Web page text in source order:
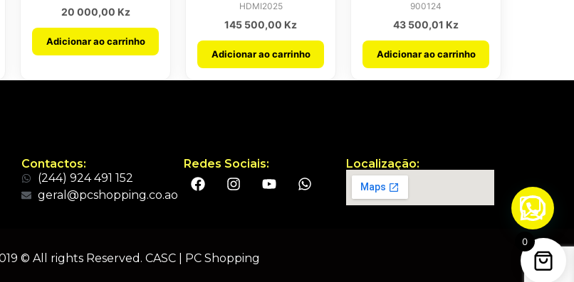
20 000,00 Kz
Adicionar ao carrinho
HDMI2025
145 500,00 Kz
Adicionar ao carrinho
900124
43 500,01 Kz
Adicionar ao carrinho
Contactos:
(244) 924 491 152
geral@pcshopping.co.ao
Redes Sociais: Localização:
© All rights Reserved. CASC | PC Shopping
0